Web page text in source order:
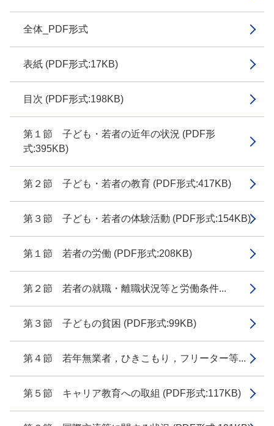
全体_PDF形式
表紙 (PDF形式:17KB)
目次 (PDF形式:198KB)
第１節 子ども・若者の近年の状況 (PDF形
式:395KB)
第２節 子ども・若者の教育 (PDF形式:417KB)
第３節 子ども・若者の体験活動 (PDF形式:154KB)
第１節 若者の労働 (PDF形式:208KB)
第２節 若者の就職・離職状況等と労働条件...
第３節 子どもの貧困 (PDF形式:99KB)
第４節 若年無業者，ひきこもり，フリーター等...
第５節 キャリア教育への取組 (PDF形式:117KB)